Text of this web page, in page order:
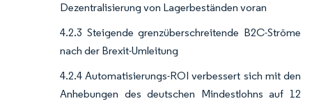
Dezentralisierung von Lagerbeständen voran
4.2.3 Steigende grenzüberschreitende B2C-Ströme
nach der Brexit-Umleitung
4.2.4 Automatisierungs-ROI verbessert sich mit den
Anhebungen des deutschen Mindestlohns auf 12